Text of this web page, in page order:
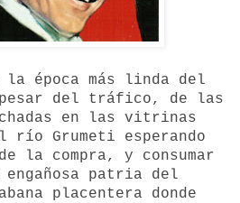
época más linda del
del tráfico, de las
en las vitrinas
río Grumeti esperando
la compra, y consumar
patria del
placentera donde